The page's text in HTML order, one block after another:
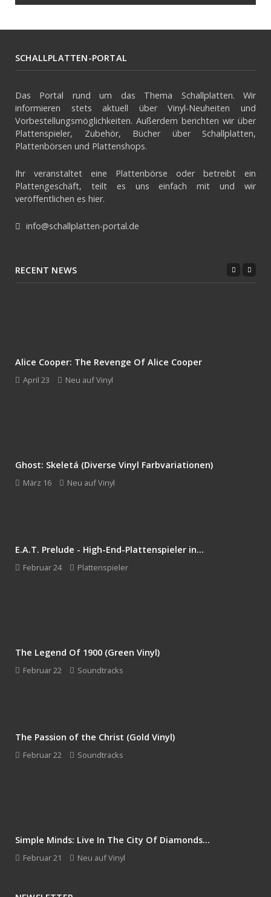
SCHALLPLATTEN-PORTAL
Das Portal rund um das Thema Schallplatten. Wir
informieren stets aktuell über Vinyl-Neuheiten und
Vorbestellungsmöglichkeiten. Außerdem berichten wir über
Plattenspieler, Zubehör, Bücher über Schallplatten,
Plattenbörsen und Plattenshops.
Ihr veranstaltet eine Plattenbörse oder betreibt ein
Plattengeschäft, teilt es uns einfach mit und wir
veröffentlichen es hier.
info@schallplatten-portal.de
RECENT NEWS
Alice Cooper: The Revenge Of Alice Cooper
April 23 Neu auf Vinyl
Ghost: Skeletá (Diverse Vinyl Farbvariationen)
März 16 Neu auf Vinyl
E.A.T. Prelude - High-End-Plattenspieler in...
Februar 24 Plattenspieler
The Legend Of 1900 (Green Vinyl)
Februar 22 Soundtracks
The Passion of the Christ (Gold Vinyl)
Februar 22 Soundtracks
Simple Minds: Live In The City Of Diamonds...
Februar 21 Neu auf Vinyl